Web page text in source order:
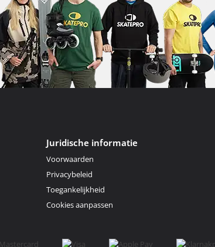
Juridische informatie
Voorwaarden
Privacybeleid
Toegankelijkheid
Cookies aanpassen